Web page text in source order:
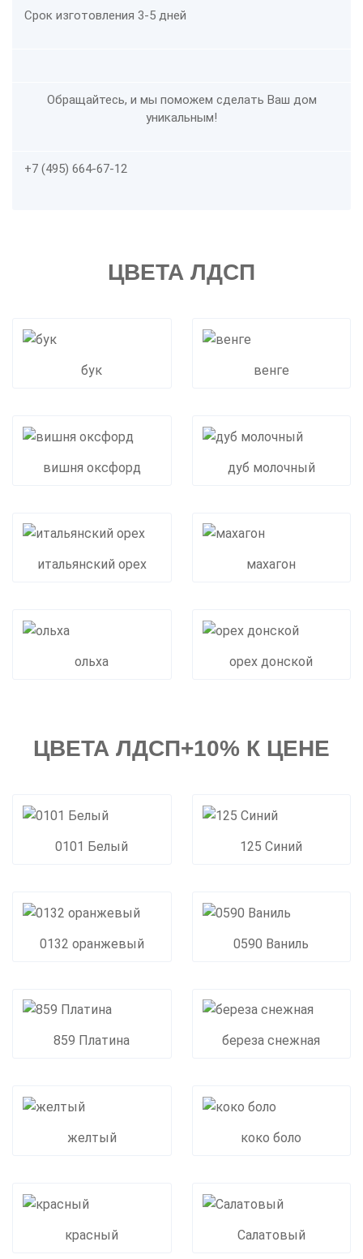
Срок изготовления 3-5 дней
Обращайтесь, и мы поможем сделать Ваш дом
уникальным!
+7 (495) 664-67-12
ЦВЕТА ЛДСП
бук венге
вишня оксфорд дуб молочный
итальянский орех махагон
ольха орех донской
ЦВЕТА ЛДСП+10% К ЦЕНЕ
0101 Белый 125 Синий
0132 оранжевый 0590 Ваниль
859 Платина береза снежная
желтый коко боло
красный Салатовый